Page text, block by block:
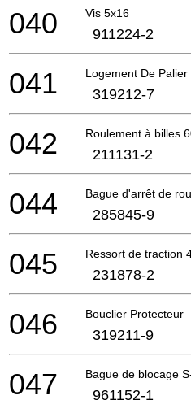
Vis 5x16
040 911224-2
Logement De Palier
041 319212-7
Roulement à billes
042 211131-2
Bague d'arrêt de
044 285845-9
Ressort de traction
045 231878-2
Bouclier Protecteur
046 319211-9
Bague de blocage
047 961152-1